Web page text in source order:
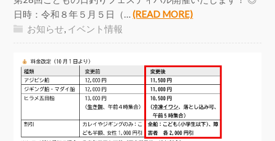
日時：令和８年５月５日（…(READ MORE)
お知らせ, イベント情報